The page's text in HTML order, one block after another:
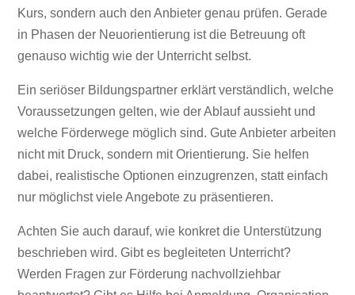
Kurs, sondern auch den Anbieter genau prüfen. Gerade
in Phasen der Neuorientierung ist die Betreuung oft
genauso wichtig wie der Unterricht selbst.
Ein seriöser Bildungspartner erklärt verständlich, welche
Voraussetzungen gelten, wie der Ablauf aussieht und
welche Förderwege möglich sind. Gute Anbieter arbeiten
nicht mit Druck, sondern mit Orientierung. Sie helfen
dabei, realistische Optionen einzugrenzen, statt einfach
nur möglichst viele Angebote zu präsentieren.
Achten Sie auch darauf, wie konkret die Unterstützung
beschrieben wird. Gibt es begleiteten Unterricht?
Werden Fragen zur Förderung nachvollziehbar